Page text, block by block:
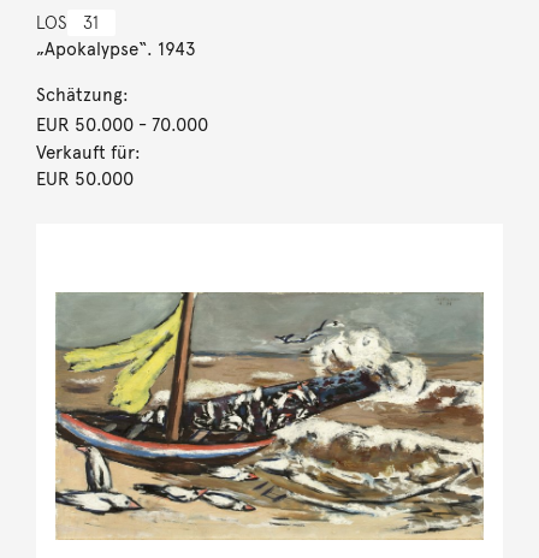
LOS 31
„Apokalypse“. 1943
Schätzung:
EUR 50.000- 70.000
Verkauft für:
EUR 50.000